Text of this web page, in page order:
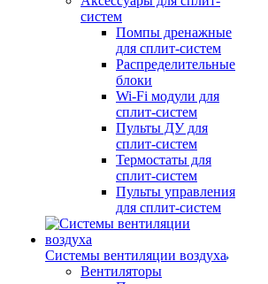
систем
Помпы дренажные
для сплит-систем
Распределительные
блоки
Wi-Fi модули для
сплит-систем
Пульты ДУ для
сплит-систем
Термостаты для
сплит-систем
Пульты управления
для сплит-систем
Системы вентиляции воздуха
Вентиляторы